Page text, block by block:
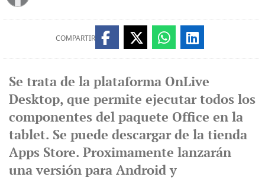
COMPARTIR
Se trata de la plataforma OnLive
Desktop, que permite ejecutar todos los
componentes del paquete Office en la
tablet. Se puede descargar de la tienda
Apps Store. Proximamente lanzarán
una versión para Android y